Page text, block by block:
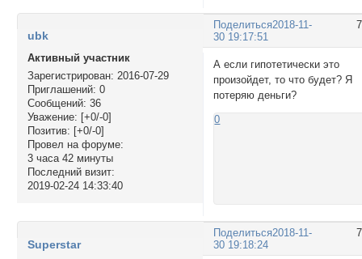
Поделиться2018-11-
30 19:17:51
ubk
Активный участник
Зарегистрирован: 2016-07-29
Приглашений: 0
Сообщений: 36
Уважение: [+0/-0]
Позитив: [+0/-0]
Провел на форуме:
3 часа 42 минуты
Последний визит:
2019-02-24 14:33:40
А если гипотетически это
произойдет, то что будет? Я
потеряю деньги?
0
Поделиться2018-11-
30 19:18:24
Superstar